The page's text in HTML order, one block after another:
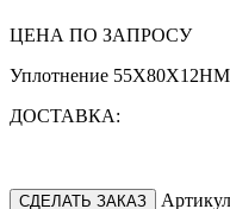
ЦЕНА ПО ЗАПРОСУ
Уплотнение
ДОСТАВКА:
СДЕЛАТЬ ЗАКАЗ